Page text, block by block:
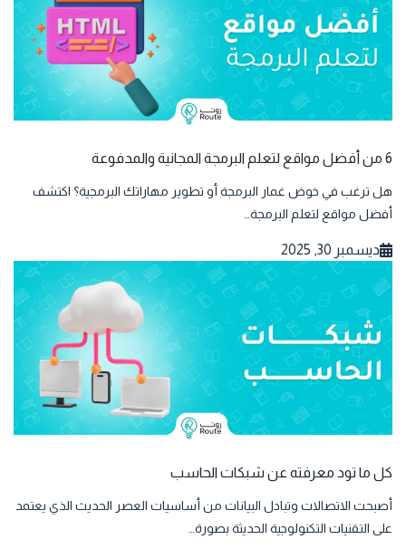
6 من أفضل مواقع لتعلم البرمجة المجانية والمدفوعة
هل ترغب في خوض غمار البرمجة أو تطوير مهاراتك البرمجية؟ اكتشف
أفضل مواقع لتعلم البرمجة…
ديسمبر 30, 2025
كل ما تود معرفته عن شبكات الحاسب
أصبحت الاتصالات وتبادل البيانات من أساسيات العصر الحديث الذي يعتمد
على التقنيات التكنولوجية الحديثة بصورة…